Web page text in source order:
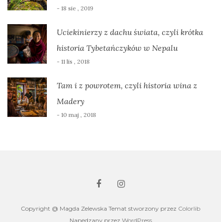
- 18 sie , 2019
Uciekinierzy z dachu świata, czyli krótka
historia Tybetańczyków w Nepalu
- 11 lis , 2018
Tam i z powrotem, czyli historia wina z
Madery
- 10 maj , 2018
Copyright @ Magda Zelewska Temat stworzony przez Colorlib
Napędzany przez WordPress